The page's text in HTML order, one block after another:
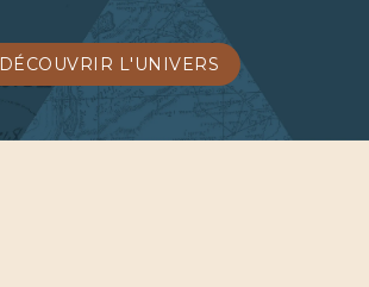
DÉCOUVRIR L'UNIVERS